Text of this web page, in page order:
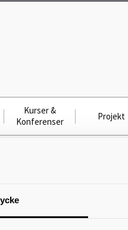
Kurser &
Konferenser
Projekt
Anslag
11-07